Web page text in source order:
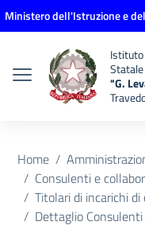
Vai ai contenuti
Vai al menu di navigazione
Vai al footer
Ministero dell'Istruzione e del
Statale
"G.
Home
Consulenti e
Titolari di incarichi
Dettaglio